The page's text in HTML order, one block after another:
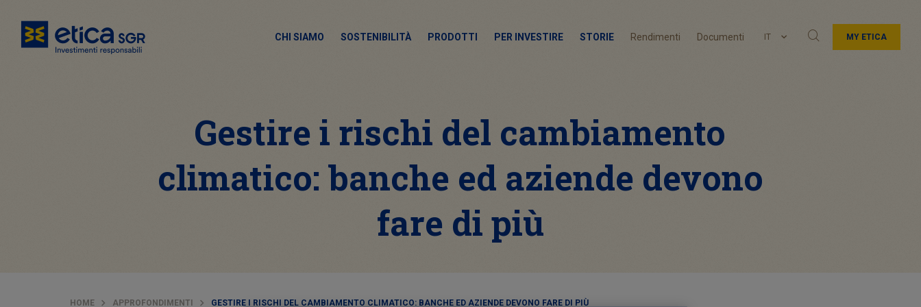
CHI SIAMO SOSTENIBILITÀ PRODOTTI PER INVESTIRE STORIE Rendimenti Documenti IT MY ETICA
Gestire i rischi del cambiamento
climatico: banche ed aziende devono
fare di più
HOME APPROFONDIMENTI GESTIRE I RISCHI DEL CAMBIAMENTO CLIMATICO: BANCHE ED AZIENDE DEVONO FARE DI PIÙ